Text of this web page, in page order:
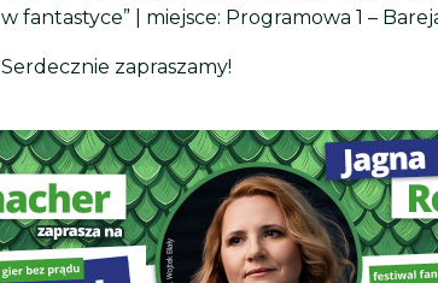
w fantastyce” | miejsce: Programowa 1 –
Serdecznie zapraszamy!